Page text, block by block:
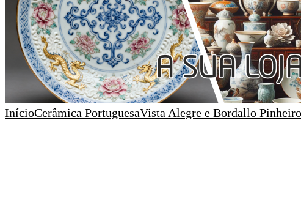
InícioCerâmica PortuguesaVista Alegre e Bordallo Pinheiro